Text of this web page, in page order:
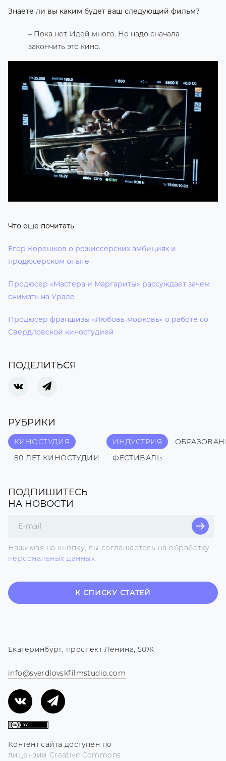
Знаете ли вы каким будет ваш следующий фильм?
– Пока нет. Идей много. Но надо сначала
закончить это кино.
Что еще почитать
Егор Корешков о режиссерских амбициях и
продюсерском опыте
Продюсер «Мастера и Маргариты» рассуждает зачем
снимать на Урале
Продюсер франшизы «Любовь-морковь» о работе со
Свердловской киностудией
ПОДЕЛИТЬСЯ
РУБРИКИ
КИНОСТУДИЯ ИНДУСТРИЯ
80 ЛЕТ КИНОСТУДИИ
ФЕСТИВАЛЬ
ПОДПИШИТЕСЬ
НА НОВОСТИ
для
mail
Нажимая на кнопку, вы соглашаетесь на обработку
персональных данных
К СПИСКУ СТАТЕЙ
info@sverdlovskfilmstudio.com
Екатеринбург, проспект Ленина, 50Ж
Контент сайта доступен по
лицензии Creative Commons